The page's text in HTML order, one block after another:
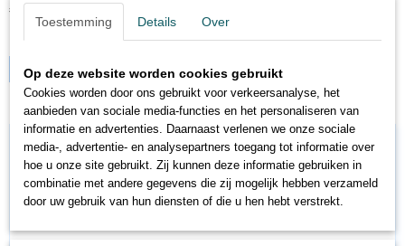
€ 4,20
Op voorraad
IN WINKELWAGEN
Toestemming Details Over
Op deze website worden cookies gebruikt
Cookies worden door ons gebruikt voor verkeersanalyse, het
aanbieden van sociale media-functies en het personaliseren van
informatie en advertenties. Daarnaast verlenen we onze sociale
media-, advertentie- en analysepartners toegang tot informatie over
hoe u onze site gebruikt. Zij kunnen deze informatie gebruiken in
combinatie met andere gegevens die zij mogelijk hebben verzameld
door uw gebruik van hun diensten of die u hen hebt verstrekt.